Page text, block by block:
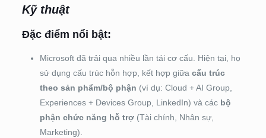
Kỹ thuật
Đặc điểm nổi bật:
Microsoft đã trải qua nhiều lần tái cơ cấu. Hiện tại, họ
sử dụng cấu trúc hỗn hợp, kết hợp giữa cấu trúc
theo sản phẩm/bộ phận (ví dụ: Cloud + AI Group,
Experiences + Devices Group, LinkedIn) và các bộ
phận chức năng hỗ trợ(Tài chính, Nhân sự,
Marketing).